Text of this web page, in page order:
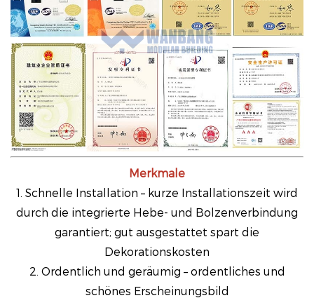
Merkmale
1. Schnelle Installation – kurze Installationszeit wird
durch die integrierte Hebe- und Bolzenverbindung
garantiert; gut ausgestattet spart die
Dekorationskosten
2. Ordentlich und geräumig – ordentliches und
schönes Erscheinungsbild